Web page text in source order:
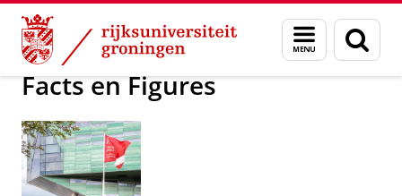
Skip
Content
Skip
Navigation
Menu
en
zoeken
Over ons Over onze Faculteit
Facts en Figures